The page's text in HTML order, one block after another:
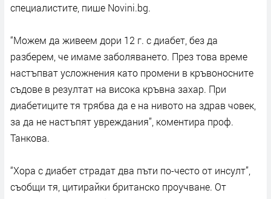
специалистите, пише Novini.bg.
“Можем да живеем дори 12 г. с диабет, без да
разберем, че имаме заболяването. През това време
настъпват усложнения като промени в кръвоносните
съдове в резултат на висока кръвна захар. При
диабетиците тя трябва да е на нивото на здрав човек,
за да не настъпят увреждания”, коментира проф.
Танкова.
“Хора с диабет страдат два пъти по-често от инсулт”,
съобщи тя, цитирайки британско проучване. От